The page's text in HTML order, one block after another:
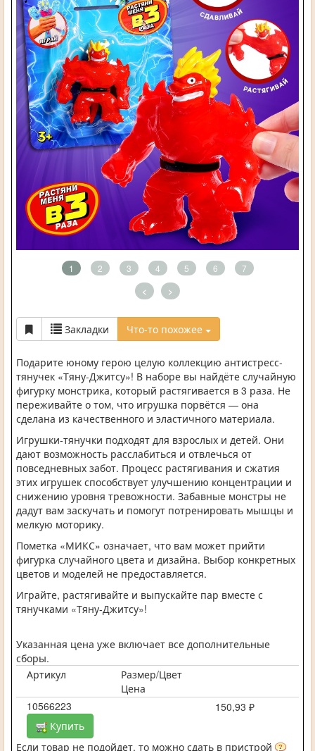
1 2 3 4 5 6 7
< >
Закладки Что-то похожее
Подарите юному герою целую коллекцию антистресс-
тянучек «Тяну-Джитсу»! В наборе вы найдёте случайную
фигурку монстрика, который растягивается в 3 раза. Не
переживайте о том, что игрушка порвётся — она
сделана из качественного и эластичного материала.
Игрушки-тянучки подходят для взрослых и детей. Они
дают возможность расслабиться и отвлечься от
повседневных забот. Процесс растягивания и сжатия
этих игрушек способствует улучшению концентрации и
снижению уровня тревожности. Забавные монстры не
дадут вам заскучать и помогут потренировать мышцы и
мелкую моторику.
Пометка «МИКС» означает, что вам может прийти
фигурка случайного цвета и дизайна. Выбор конкретных
цветов и моделей не предоставляется.
Играйте, растягивайте и выпускайте пар вместе с
тянучками «Тяну-Джитсу»!
Указанная цена уже включает все дополнительные
сборы.
Артикул
Размер/Цвет
Цена
10566223
150,93 ₽
Купить
Если товар не подойдет, то можно сдать в пристрой